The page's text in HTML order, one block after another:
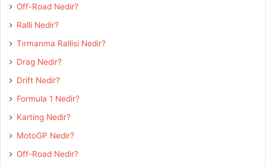
Off-Road Nedir?
Ralli Nedir?
Tırmanma Rallisi Nedir?
Drag Nedir?
Drift Nedir?
Formula 1 Nedir?
Karting Nedir?
MotoGP Nedir?
Off-Road Nedir?